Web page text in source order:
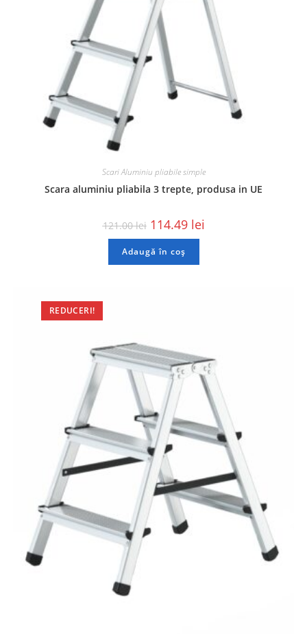
Scari Aluminiu pliabile simple
Scara aluminiu pliabila 3 trepte, produsa in UE
121.00lei 114.49 lei
Adaugă în coș
REDUCERI!